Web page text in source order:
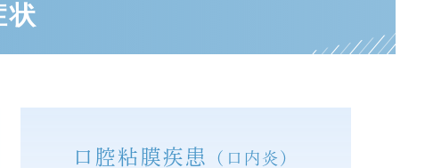
状
口腔粘膜疾患 （口内炎）